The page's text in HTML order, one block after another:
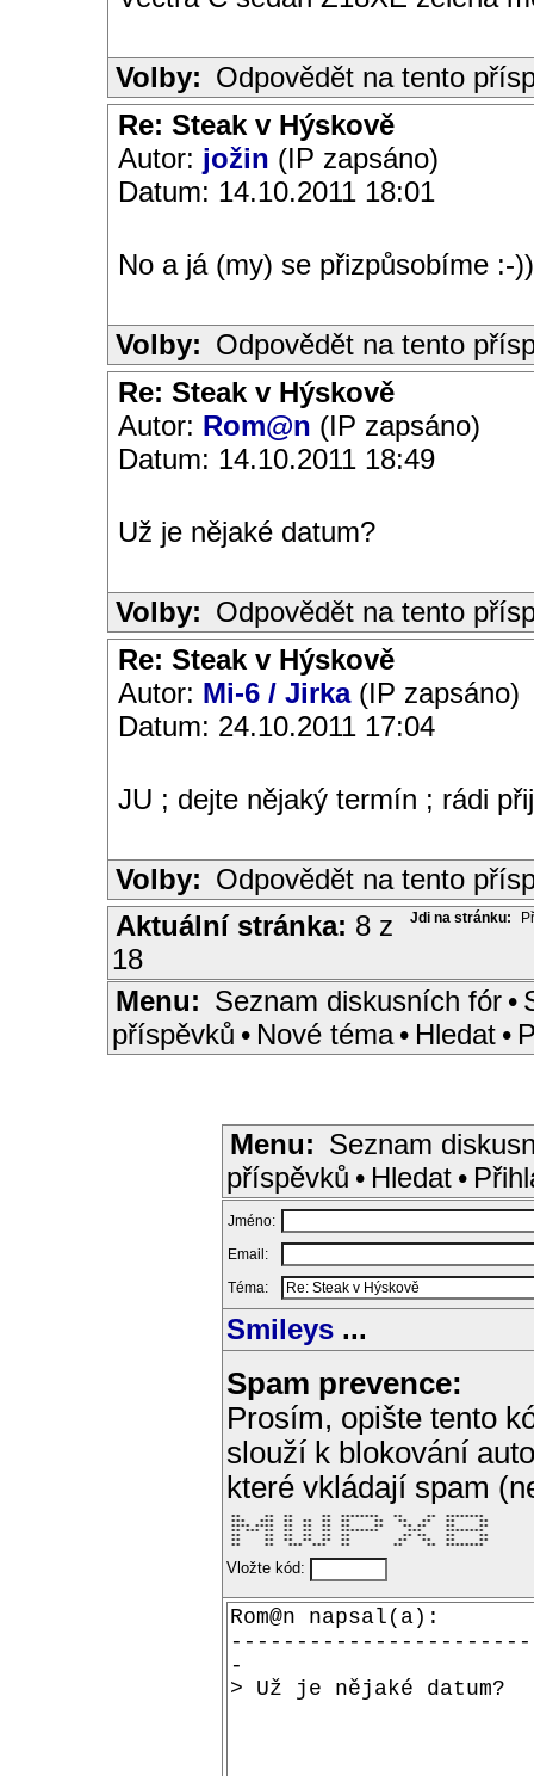
Volby: Odpovědět na tento
Re: Steak v Hýskově
Autor: jožin (IP zapsáno)
Datum: 14.10.2011 18:01
No a já (my) se přizpůsobíme :-
Volby: Odpovědět na tento
Re: Steak v Hýskově
Autor: Rom@n (IP zapsáno)
Datum: 14.10.2011 18:49
Už je nějaké datum?
Volby: Odpovědět na tento
Re: Steak v Hýskově
Autor: Mi-6 / Jirka(IP zapsáno)
Datum: 24.10.2011 17:04
JU ; dejte nějaký termín ; rádi
Volby: Odpovědět na tento
Jdi na stránku:
Aktuální stránka: 8 z
18
Menu: Seznam diskusních fór •
příspěvků • Nové téma • Hledat •
Menu: Seznam
příspěvků • Hledat •
Jméno:
Email:
Téma:
Smileys ...
Spam prevence:
Prosím, opište tento
slouží k blokování
které vkládají spam
**     **  **      **  ********   **     **  ********
***   ***  **  **  **  **     **   **   **   **     **
**** ****  **  **  **  **     **    ** **    **     **
** *** **  **  **  **  ********      ***     ********
**     **  **  **  **  **           ** **    **     **
**     **  **  **  **  **          **   **   **     **
**     **   ***  ***   **         **     **  ********
Vložte kód: